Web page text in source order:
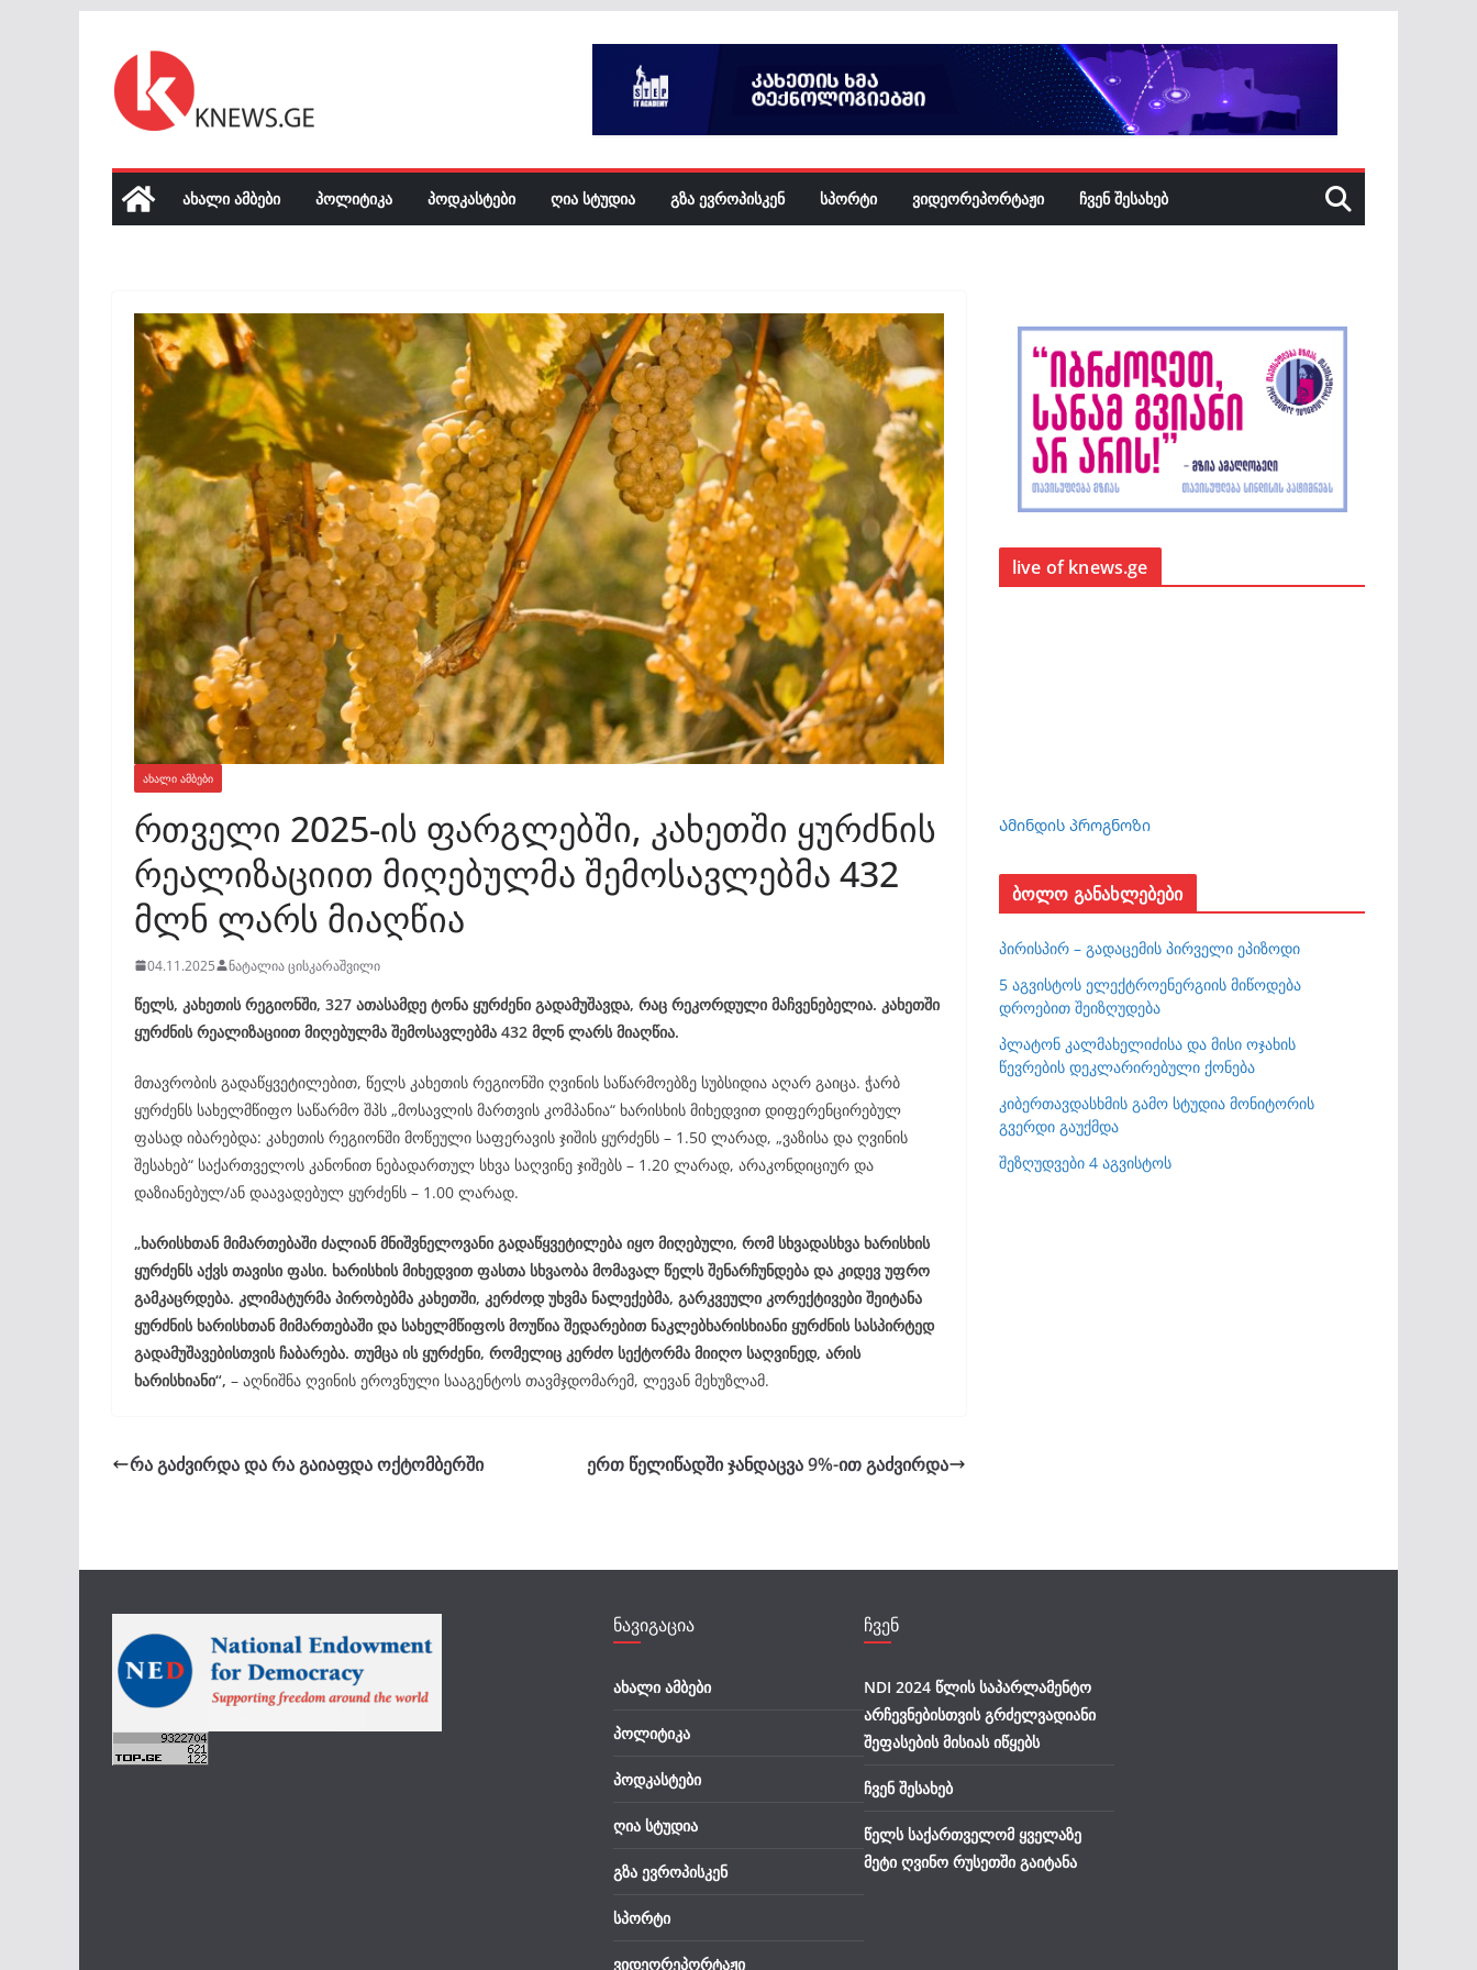
content
ᲐᲮᲐᲚᲘ ᲐᲛᲑᲔᲑᲘ ᲞᲝᲚᲘᲢᲘᲙᲐ ᲞᲝᲓᲙᲐᲡᲢᲔᲑᲘ ᲦᲘᲐ ᲡᲢᲣᲓᲘᲐ ᲒᲖᲐ ᲔᲕᲠᲝᲞᲘᲡᲙᲔᲜ ᲡᲞᲝᲠᲢᲘ ᲕᲘᲓᲔᲝᲠᲔᲞᲝᲠᲢᲐᲟᲘ ᲩᲕᲔᲜ ᲨᲔᲡᲐᲮᲔᲑ
ᲐᲮᲐᲚᲘ ᲐᲛᲑᲔᲑᲘ
რთველი 2025-ის ფარგლებში, კახეთში ყურძნის
რეალიზაციით მიღებულმა შემოსავლებმა 432
მლნ ლარს მიაღწია
04.11.2025 ნატალია ცისკარაშვილი
წელს, კახეთის რეგიონში, 327 ათასამდე ტონა ყურძენი გადამუშავდა, რაც რეკორდული მაჩვენებელია. კახეთში
ყურძნის რეალიზაციით მიღებულმა შემოსავლებმა 432 მლნ ლარს მიაღწია.
მთავრობის გადაწყვეტილებით, წელს კახეთის რეგიონში ღვინის საწარმოებზე სუბსიდია აღარ გაიცა. ჭარბ
ყურძენს სახელმწიფო საწარმო შპს „მოსავლის მართვის კომპანია“ ხარისხის მიხედვით დიფერენცირებულ
ფასად იბარებდა: კახეთის რეგიონში მოწეული საფერავის ჯიშის ყურძენს – 1.50 ლარად, „ვაზისა და ღვინის
შესახებ“ საქართველოს კანონით ნებადართულ სხვა საღვინე ჯიშებს – 1.20 ლარად, არაკონდიციურ და
დაზიანებულ/ან დაავადებულ ყურძენს – 1.00 ლარად.
„ხარისხთან მიმართებაში ძალიან მნიშვნელოვანი გადაწყვეტილება იყო მიღებული, რომ სხვადასხვა ხარისხის
ყურძენს აქვს თავისი ფასი. ხარისხის მიხედვით ფასთა სხვაობა მომავალ წელს შენარჩუნდება და კიდევ უფრო
გამკაცრდება. კლიმატურმა პირობებმა კახეთში, კერძოდ უხვმა ნალექებმა, გარკვეული კორექტივები შეიტანა
ყურძნის ხარისხთან მიმართებაში და სახელმწიფოს მოუწია შედარებით ნაკლებხარისხიანი ყურძნის სასპირტედ
გადამუშავებისთვის ჩაბარება. თუმცა ის ყურძენი, რომელიც კერძო სექტორმა მიიღო საღვინედ, არის
ხარისხიანი“, – აღნიშნა ღვინის ეროვნული სააგენტოს თავმჯდომარემ, ლევან მეხუზლამ.
რა გაძვირდა და რა გაიაფდა ოქტომბერში ერთ წელიწადში ჯანდაცვა 9%-ით გაძვირდა
live of knews.ge
Ამინდის პროგნოზი
ბოლო განახლებები
პირისპირ – გადაცემის პირველი ეპიზოდი
5 აგვისტოს ელექტროენერგიის მიწოდება
დროებით შეიზღუდება
პლატონ კალმახელიძისა და მისი ოჯახის
წევრების დეკლარირებული ქონება
კიბერთავდასხმის გამო სტუდია მონიტორის
გვერდი გაუქმდა
შეზღუდვები 4 აგვისტოს
ნავიგაცია
ახალი ამბები
პოლიტიკა
პოდკასტები
ღია სტუდია
გზა ევროპისკენ
სპორტი
ვიდეორეპორტაჟი
ჩვენ
NDI 2024 წლის საპარლამენტო
არჩევნებისთვის გრძელვადიანი
შეფასების მისიას იწყებს
ჩვენ შესახებ
წელს საქართველომ ყველაზე
მეტი ღვინო რუსეთში გაიტანა